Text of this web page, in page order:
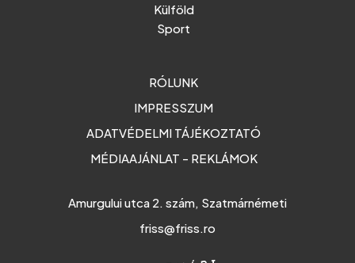
Külföld
Sport
RÓLUNK
IMPRESSZUM
ADATVÉDELMI TÁJÉKOZTATÓ
MÉDIAAJÁNLAT - REKLÁMOK
Amurgului utca 2. szám, Szatmárnémeti
friss@friss.ro